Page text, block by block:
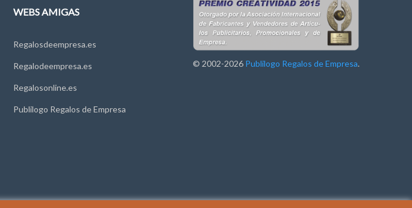
WEBS AMIGAS
Regalosdeempresa.es
Regalodeempresa.es
Regalosonline.es
Publilogo Regalos de Empresa
© 2002-2026 Publilogo Regalos de Empresa.